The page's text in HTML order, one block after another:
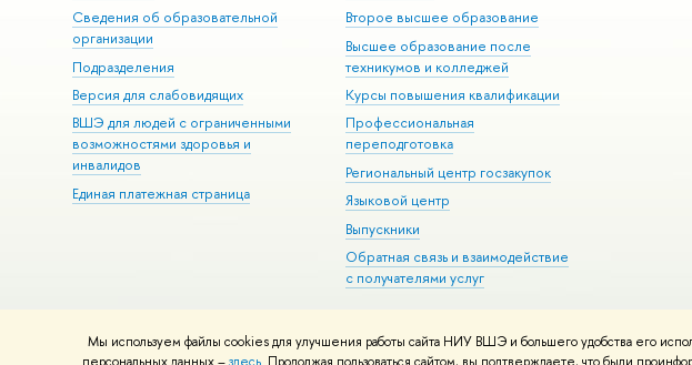
Мы используем файлы cookies для улучшения работы сайта НИУ ВШЭ и большего удобства его
Сведения об образовательной
организации
Подразделения
Версия для слабовидящих
ВШЭ для людей с ограниченными
возможностями здоровья и
инвалидов
Единая платежная страница
Второе высшее образование
Высшее образование после
техникумов и колледжей
Курсы повышения квалификации
Профессиональная
переподготовка
Региональный центр госзакупок
Языковой центр
Выпускники
Обратная связь и взаимодействие
с получателями услуг
© НИУ ВШЭ 1993–2026 Адреса и контакты Условия использования материалов Политика